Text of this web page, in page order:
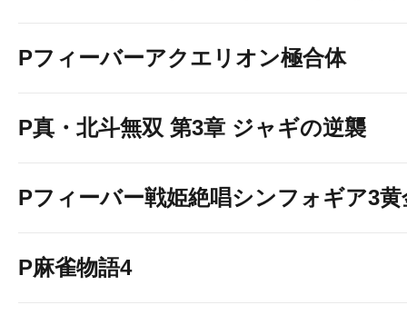
Pフィーバーアクエリオン極合体
P真・北斗無双 第3章 ジャギの逆襲
Pフィーバー戦姫絶唱シンフォギア3黄
P麻雀物語4